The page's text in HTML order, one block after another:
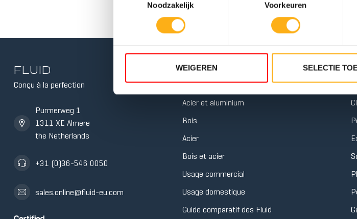
Noodzakelijk
Voorkeuren
WEIGEREN SELECTIE
5 NIVEAUX DE
RÉSISTANCE TWIN
TANK
10
TANK
FLUID
Conçu à la perfection
Purmerweg 1
1311 XE Almere
the Netherlands
+31 (0)36-546 0050
sales.online@fluid-eu.com
FLUID ROWERS
Blog sur l'aviron
Acier et aluminium
Bois
Acier
Bois et acier
Usage commercial
Usage domestique
Guide comparatif des Fluid